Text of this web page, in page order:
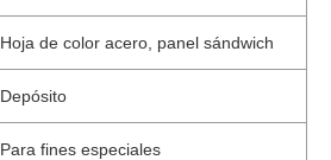
Hoja de color acero, panel sándwich
Depósito
Para fines especiales